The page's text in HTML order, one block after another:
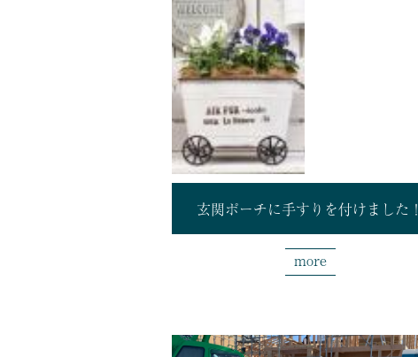
玄関ポーチに手すりを付けました！
more